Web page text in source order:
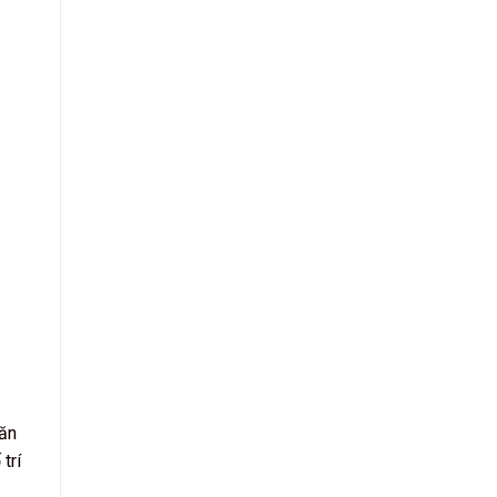
trí